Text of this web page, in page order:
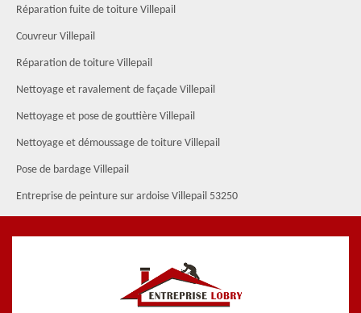
Réparation fuite de toiture Villepail
Couvreur Villepail
Réparation de toiture Villepail
Nettoyage et ravalement de façade Villepail
Nettoyage et pose de gouttière Villepail
Nettoyage et démoussage de toiture Villepail
Pose de bardage Villepail
Entreprise de peinture sur ardoise Villepail 53250